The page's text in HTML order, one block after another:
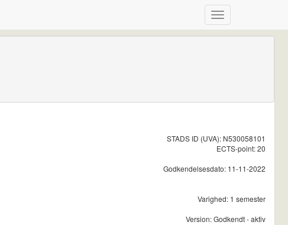
STADS ID (UVA): N530058101
ECTS-point: 20
Godkendelsesdato: 11-11-2022
Varighed: 1 semester
Version: Godkendt - aktiv